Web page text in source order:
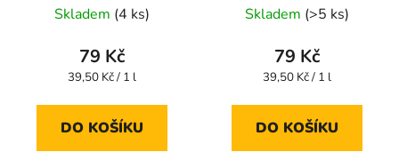
hodnocení
produktu
je
z
Skladem (4 ks)
79 Kč
Měrná
39,50 Kč / 1 l
DO KOŠÍKU
hodnocení
produktu
je
z
Skladem (>5 ks)
79 Kč
Měrná
39,50 Kč / 1 l
DO KOŠÍKU